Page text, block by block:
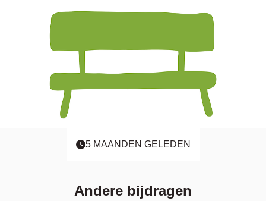
5 MAANDEN GELEDEN
Andere bijdragen